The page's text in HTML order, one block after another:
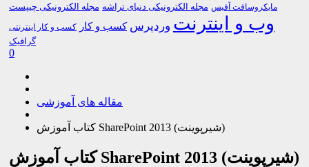
مایکروسافت آفیس مجله الکترونیکی دنیای تراشه مجله الکترونیکی چیپست
وب و اینترنت وردپرس کسب و کار کسب و کار اینترنتی
گرافیک
0
مقاله های آموزشی
کتاب آموزش SharePoint 2013 (شیرپوینت)
کتاب آموزش SharePoint 2013 (شیرپوینت)